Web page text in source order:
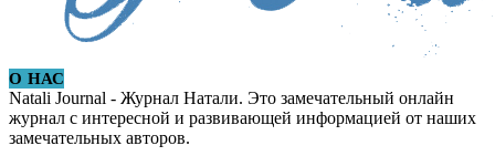
О НАС
Natali Journal - Журнал Натали. Это замечательный онлайн
журнал с интересной и развивающей информацией от наших
замечательных авторов.